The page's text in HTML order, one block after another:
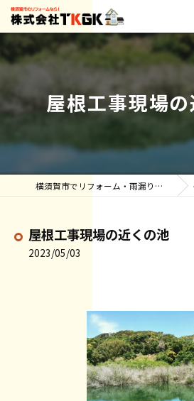
屋根工事現場
横須賀市でリフォーム・雨漏りなら株式会社TKGK
屋根工事現場の近くの池
2023/05/03